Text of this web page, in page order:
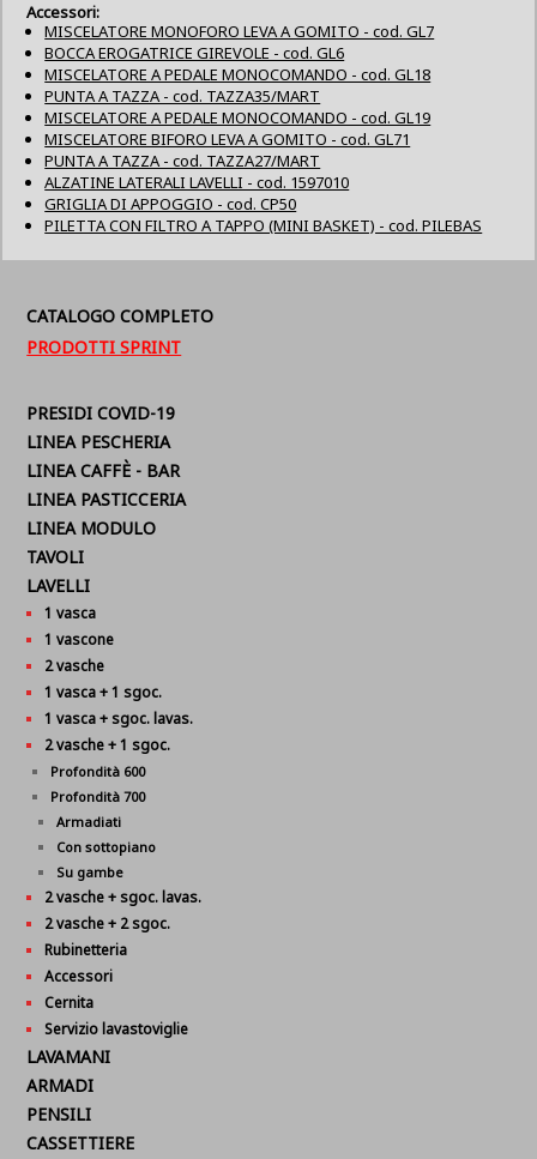
Accessori:
MISCELATORE MONOFORO LEVA A GOMITO - cod. GL7
BOCCA EROGATRICE GIREVOLE - cod. GL6
MISCELATORE A PEDALE MONOCOMANDO - cod. GL18
PUNTA A TAZZA - cod. TAZZA35/MART
MISCELATORE A PEDALE MONOCOMANDO - cod. GL19
MISCELATORE BIFORO LEVA A GOMITO - cod. GL71
PUNTA A TAZZA - cod. TAZZA27/MART
ALZATINE LATERALI LAVELLI - cod. 1597010
GRIGLIA DI APPOGGIO - cod. CP50
PILETTA CON FILTRO A TAPPO (MINI BASKET) - cod. PILEBAS
CATALOGO COMPLETO
PRODOTTI SPRINT
PRESIDI COVID-19
LINEA PESCHERIA
LINEA CAFFÈ - BAR
LINEA PASTICCERIA
LINEA MODULO
TAVOLI
LAVELLI
1 vasca
1 vascone
2 vasche
1 vasca + 1 sgoc.
1 vasca + sgoc. lavas.
2 vasche + 1 sgoc.
Profondità 600
Profondità 700
Armadiati
Con sottopiano
Su gambe
2 vasche + sgoc. lavas.
2 vasche + 2 sgoc.
Rubinetteria
Accessori
Cernita
Servizio lavastoviglie
LAVAMANI
ARMADI
PENSILI
CASSETTIERE